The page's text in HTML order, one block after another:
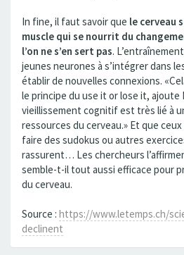
In fine, il faut savoir que le cerveau
muscle qui se nourrit du
l’on ne s’en sert pas.
jeunes neurones à s’intégrer dans
établir de nouvelles connexions.
le principe du use it or lose it, ajoute
vieillissement cognitif est très lié à
ressources du cerveau.» Et que ceux
faire des sudokus ou autres
rassurent… Les chercheurs
semble-t-il tout aussi efficace pour
du cerveau.
Source : https://www.letemps.ch/
declinent